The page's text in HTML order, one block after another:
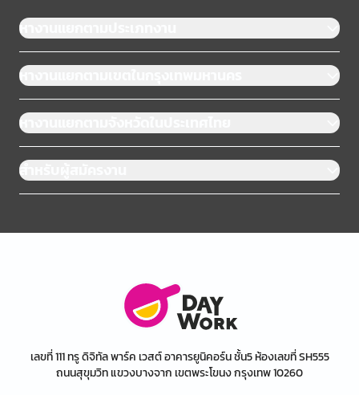
หางานแยกตามประเภทงาน
หางานแยกตามเขตในกรุงเทพมหานคร
หางานแยกตามจังหวัดในประเทศไทย
สำหรับผู้สมัครงาน
เลขที่ 111 ทรู ดิจิทัล พาร์ค เวสต์ อาคารยูนิคอร์น ชั้น5 ห้องเลขที่ SH555
ถนนสุขุมวิท แขวงบางจาก เขตพระโขนง กรุงเทพ 10260